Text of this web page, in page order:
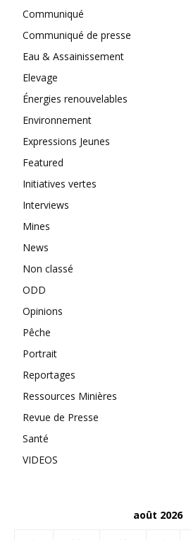
Communiqué
Communiqué de presse
Eau & Assainissement
Elevage
Énergies renouvelables
Environnement
Expressions Jeunes
Featured
Initiatives vertes
Interviews
Mines
News
Non classé
ODD
Opinions
Pêche
Portrait
Reportages
Ressources Minières
Revue de Presse
Santé
VIDEOS
août 2026